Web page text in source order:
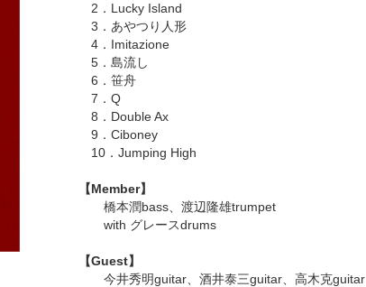
2．Lucky Island
3．あやつり人形
4．Imitazione
5．島流し
6．笹舟
7．Q
8．Double Ax
9．Ciboney
10．Jumping High
【Member】
橋本潤bass、渡辺隆雄trumpet
with グレースdrums
【Guest】
今井秀明guitar、酒井泰三guitar、高木克guitar